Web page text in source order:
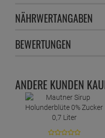
NÄHRWERTANGABEN
BEWERTUNGEN
ANDERE KUNDEN